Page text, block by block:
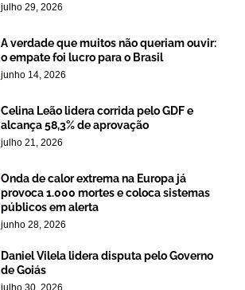
julho 29, 2026
A verdade que muitos não queriam ouvir:
o empate foi lucro para o Brasil
junho 14, 2026
Celina Leão lidera corrida pelo GDF e
alcança 58,3% de aprovação
julho 21, 2026
Onda de calor extrema na Europa já
provoca 1.000 mortes e coloca sistemas
públicos em alerta
junho 28, 2026
Daniel Vilela lidera disputa pelo Governo
de Goiás
julho 30, 2026